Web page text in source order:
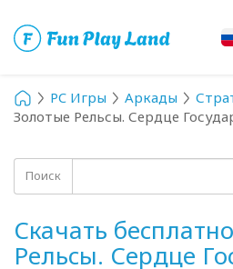
PC Игры Аркады
Золотые Рельсы. Сердце
Поиск
Скачать
Рельсы. Сердце